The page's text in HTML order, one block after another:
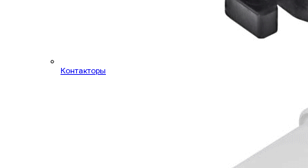
Контакторы